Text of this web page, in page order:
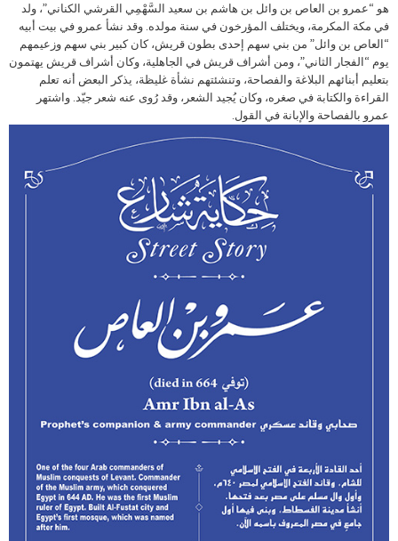
هو “عمرو بن العاص بن وائل بن هاشم بن سعيد السَّهْمِي القرشي الكناني”، ولد
في مكة المكرمة، ويختلف المؤرخون في سنة مولده. وقد نشأ عمرو في بيت أبيه
“العاص بن وائل” من بني سهم إحدى بطون قريش، كان كبير بني سهم وزعيمهم
يوم “الفجار الثاني”، ومن أشراف قريش في الجاهلية، وكان أشراف قريش يهتمون
بتعليم أبنائهم البلاغة والفصاحة، وتنشئتهم نشأة غليظة، يذكر البعض أنه تعلم
القراءة والكتابة في صغره، وكان يُجيد الشعر، وقد رُوى عنه شعر جيّد. واشتهر
عمرو بالفصاحة والإبانة في القول.